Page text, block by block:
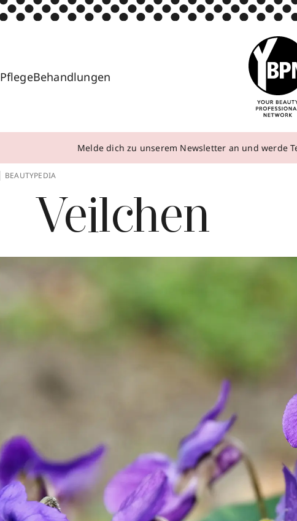
PflegeBehandlungen
Melde dich zu unserem Newsletter an und werde
BEAUTYPEDIA
Veilchen